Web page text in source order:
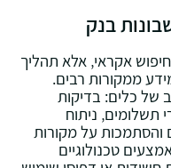
בנק
אקראי‚ אלא תהליך
ממקורות רבים.
של כלים: בדיקות
ניתוח
והסתמכות על מקורות
טכנולוגיים